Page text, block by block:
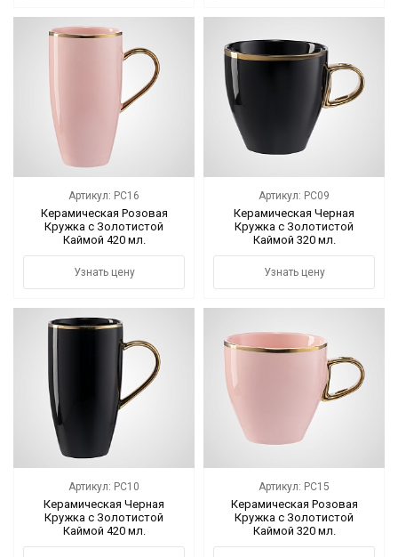
Артикул: PC16
Керамическая Розовая
Кружка с Золотистой
Каймой 420 мл.
Узнать цену
Артикул: PC09
Керамическая Черная
Кружка с Золотистой
Каймой 320 мл.
Узнать цену
Артикул: PC10
Керамическая Черная
Кружка с Золотистой
Каймой 420 мл.
Артикул: PC15
Керамическая Розовая
Кружка с Золотистой
Каймой 320 мл.